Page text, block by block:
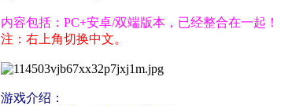
内容包括：PC+安卓/双端版本，已经整合在一起！
注：右上角切换中文。
游戏介绍：